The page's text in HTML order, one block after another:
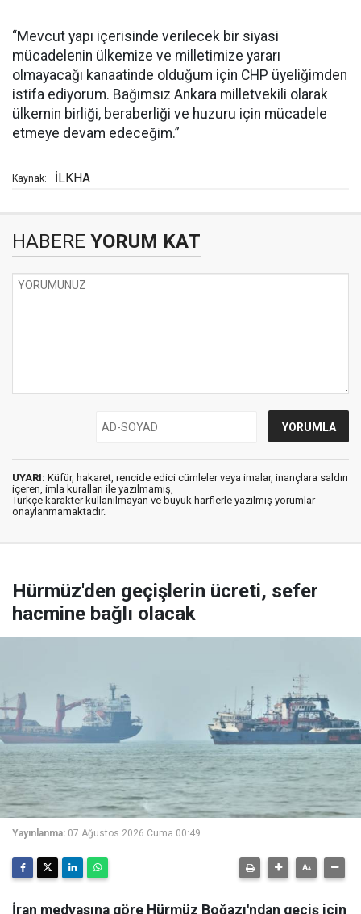
“Mevcut yapı içerisinde verilecek bir siyasi
mücadelenin ülkemize ve milletimize yararı
olmayacağı kanaatinde olduğum için CHP üyeliğimden
istifa ediyorum. Bağımsız Ankara milletvekili olarak
ülkemin birliği, beraberliği ve huzuru için mücadele
etmeye devam edeceğim.”
Kaynak: İLKHA
HABERE YORUM KAT
UYARI: Küfür, hakaret, rencide edici cümleler veya imalar, inançlara saldırı
içeren, imla kuralları ile yazılmamış,
Türkçe karakter kullanılmayan ve büyük harflerle yazılmış yorumlar
onaylanmamaktadır.
Hürmüz'den geçişlerin ücreti, sefer
hacmine bağlı olacak
Yayınlanma: 07 Ağustos 2026 Cuma 00:49
İran medyasına göre Hürmüz Boğazı'ndan geçiş için